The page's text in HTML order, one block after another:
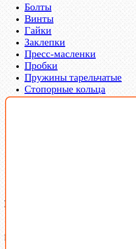
Болты
Винты
Гайки
Заклепки
Пресс-масленки
Пробки
Пружины тарельчатые
Стопорные кольца
Такелаж
Латунный и бронзовый
Ваша корзина
В корзине нет товаров.